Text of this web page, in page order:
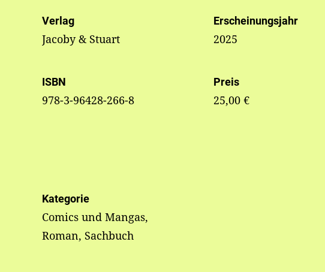
Verlag
Jacoby & Stuart
Erscheinungsjahr
2025
ISBN
978-3-96428-266-8
Preis
25,00 €
Kategorie
Comics und Mangas,
Roman, Sachbuch